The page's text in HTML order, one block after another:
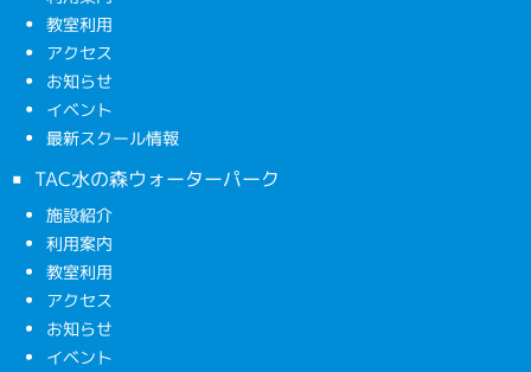
教室利用
アクセス
お知らせ
イベント
最新スクール情報
TAC水の森ウォーターパーク
施設紹介
利用案内
教室利用
アクセス
お知らせ
イベント